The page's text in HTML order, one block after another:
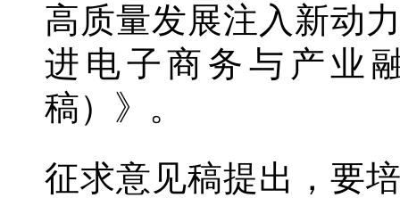
高质量发展注入新动
进电子商务与产业
稿）》。
征求意见稿提出，要